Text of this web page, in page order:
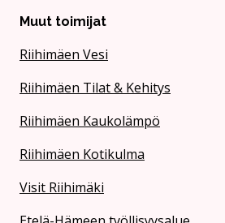
Muut toimijat
Riihimäen Vesi
Riihimäen Tilat & Kehitys
Riihimäen Kaukolämpö
Riihimäen Kotikulma
Visit Riihimäki